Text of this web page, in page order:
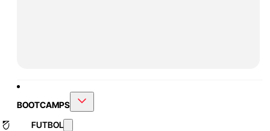
BOOTCAMPS
FUTBOL